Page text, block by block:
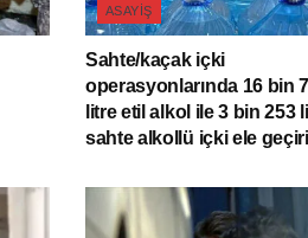
ASAYIŞ
Sahte/kaçak içki
operasyonlarında 16 bin
litre etil alkol ile 3 bin 253
sahte alkollü içki ele